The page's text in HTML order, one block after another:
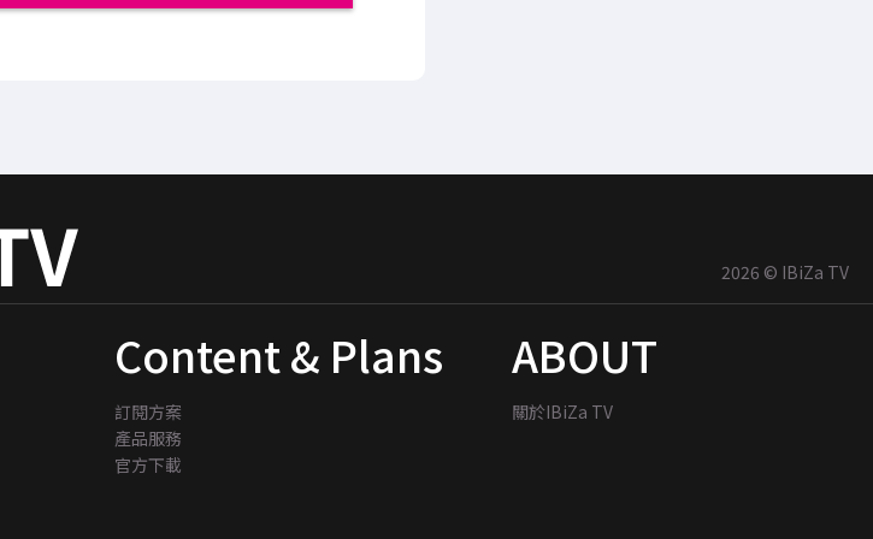
2026 © IBiZa TV
Content & Plans
訂閱方案
產品服務
官方下載
ABOUT
關於IBiZa TV